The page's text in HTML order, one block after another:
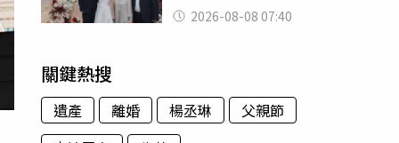
徐子翔輕生內幕：
帶給我巨大哀傷
2026-08-08 07:40
關鍵熱搜
遺產 離婚 楊丞琳
父親節